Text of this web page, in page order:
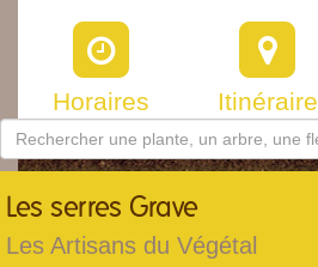
Horaires Itinéraire
Les serres Grave
Les Artisans du Végétal